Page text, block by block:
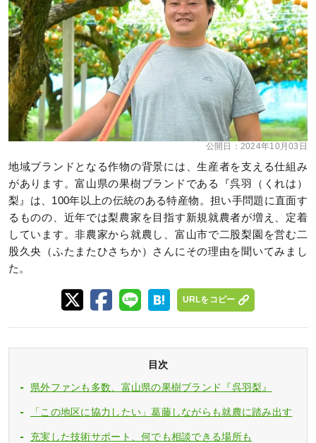
公開日： 2024年10月03日
地域ブランドとなる作物の背景には、生産者を支える仕組み
があります。富山県の果樹ブランドである『呉羽（くれは）
梨』は、100年以上の伝統のある特産物。担い手問題に直面す
るものの、近年では梨農家を目指す新規就農者が増え、定着
しています。非農家から就農し、富山市で二股梨園を営む二
股久央（ふたまたひさちか）さんにその理由を聞いてみまし
た。
URLをコピー
目次
県外ファンも多数、富山県の果樹ブランド『呉羽梨』
「この地区に協力したい」葛藤しながらも就農に踏み出す
充実した技術サポート、何でも相談できる場所も